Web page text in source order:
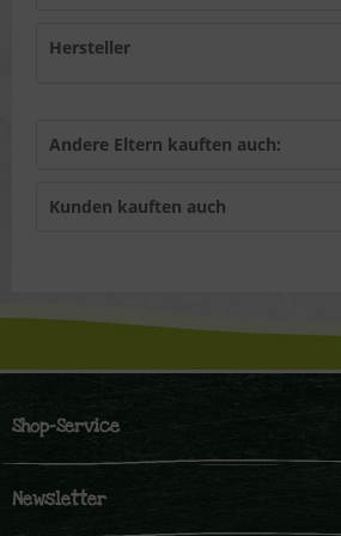
Hersteller
Andere Eltern kauften auch:
Kunden kauften auch
Shop-Service
Newsletter